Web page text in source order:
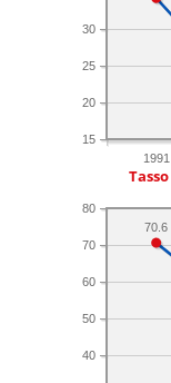
1991
15
20
25
30
40
50
60
70
80
70.6